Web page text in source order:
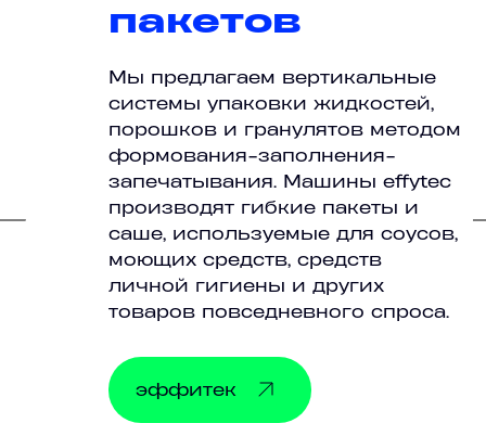
пакетов
Мы предлагаем вертикальные
системы упаковки жидкостей,
порошков и гранулятов методом
формования-заполнения-
запечатывания. Машины effytec
производят гибкие пакеты и
саше, используемые для соусов,
моющих средств, средств
личной гигиены и других
товаров повседневного спроса.
эффитек